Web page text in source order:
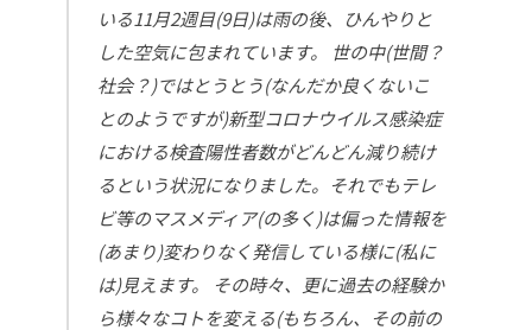
いる11月2週目(9日)は雨の後、ひんやりと
した空気に包まれています。
世の中(世間？
社会？)ではとうとう(なんだか良くないこ
とのようですが)新型コロナウイルス感染症
における検査陽性者数がどんどん減り続け
るという状況になりました。それでもテレ
ビ等のマスメディア(の多く)は偏った情報を
(あまり)変わりなく発信している様に(私に
は)見えます。
その時々、更に過去の経験か
ら様々なコトを変える(もちろん、その前の